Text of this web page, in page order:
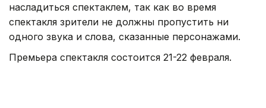
насладиться спектаклем, так как во время
спектакля зрители не должны пропустить ни
одного звука и слова, сказанные персонажами.
Премьера спектакля состоится 21-22 февраля.